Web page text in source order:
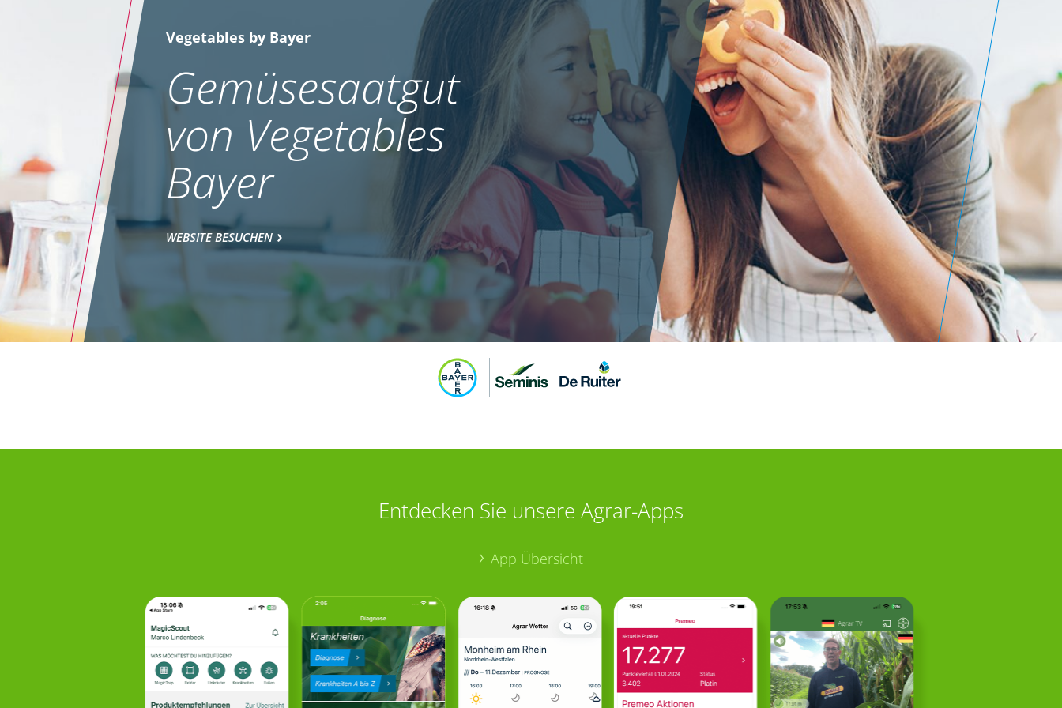
Vegetables by Bayer
Gemüsesaatgut
von Vegetables
Bayer
WEBSITE BESUCHEN
Entdecken Sie unsere Agrar-Apps
App Übersicht